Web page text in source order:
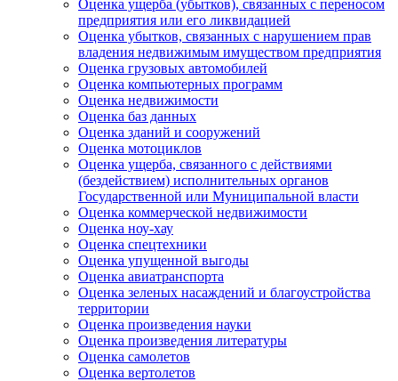
Оценка ущерба (убытков), связанных с переносом
предприятия или его ликвидацией
Оценка убытков, связанных с нарушением прав
владения недвижимым имуществом предприятия
Оценка грузовых автомобилей
Оценка компьютерных программ
Оценка недвижимости
Оценка баз данных
Оценка зданий и сооружений
Оценка мотоциклов
Оценка ущерба, связанного с действиями
(бездействием) исполнительных органов
Государственной или Муниципальной власти
Оценка коммерческой недвижимости
Оценка ноу-хау
Оценка спецтехники
Оценка упущенной выгоды
Оценка авиатранспорта
Оценка зеленых насаждений и благоустройства
территории
Оценка произведения науки
Оценка произведения литературы
Оценка самолетов
Оценка вертолетов